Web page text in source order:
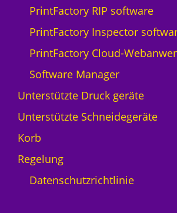
PrintFactory RIP software
PrintFactory Inspector
PrintFactory Cloud-
Software Manager
Unterstützte Druck geräte
Unterstützte Schneidegeräte
Korb
Regelung
Datenschutzrichtlinie